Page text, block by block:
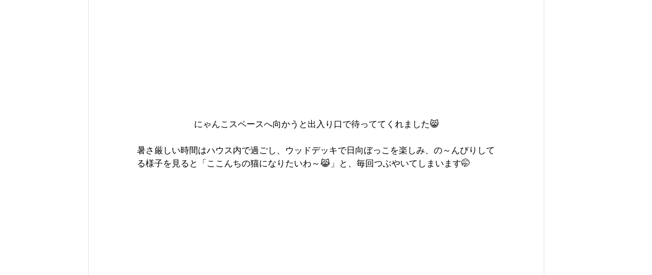
にゃんこスペースへ向かうと出入り口で待っててくれました😸
暑さ厳しい時間はハウス内で過ごし、ウッドデッキで日向ぼっこを楽しみ、の～んびりして
る様子を見ると「ここんちの猫になりたいわ～😹」と、毎回つぶやいてしまいます🤭